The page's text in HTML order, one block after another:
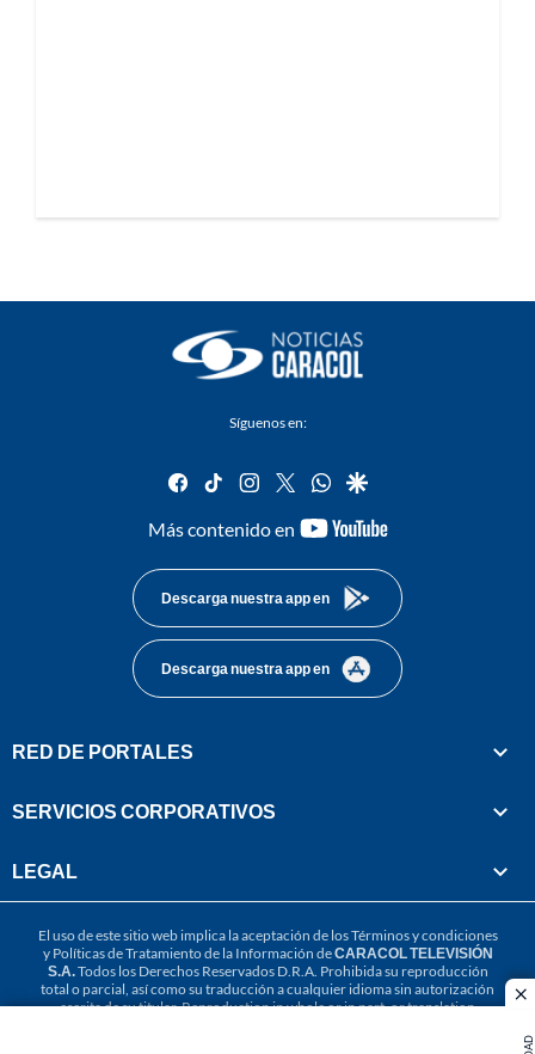
Síguenos en:
facebook
tiktok instagram
twitterwhatsapp
google
Más contenido en
youtube-
Descarga nuestra app en
Descarga nuestra app en
RED DE PORTALES
SERVICIOS CORPORATIVOS
LEGAL
El uso de este sitio web implica la aceptación de losTérminos y condiciones
y Políticas de Tratamiento de la Información deCARACOL TELEVISIÓN
S.A.Todos los Derechos Reservados D.R.A. Prohibida su reproducción
total o parcial, así como su traducción a cualquier idioma sin autorización
escrita de su titular. Reproduction in whole or in part, or translation